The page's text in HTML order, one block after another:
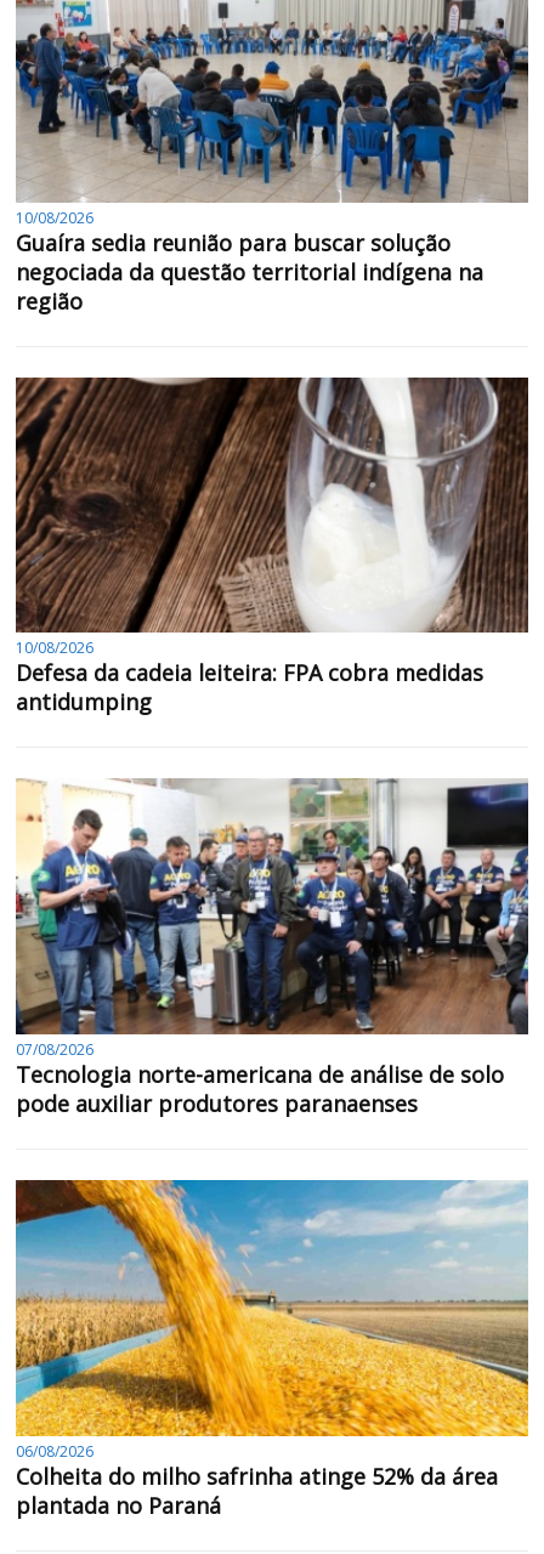
10/08/2026
Guaíra sedia reunião para buscar solução
negociada da questão territorial indígena na
região
10/08/2026
Defesa da cadeia leiteira: FPA cobra medidas
antidumping
07/08/2026
Tecnologia norte-americana de análise de solo
pode auxiliar produtores paranaenses
06/08/2026
Colheita do milho safrinha atinge 52% da área
plantada no Paraná